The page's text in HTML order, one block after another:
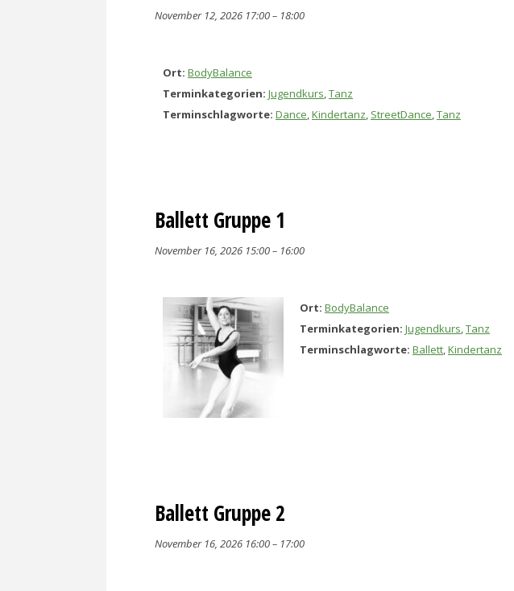
November 12, 2026 17:00– 18:00
Ort: BodyBalance
Terminkategorien: Jugendkurs,Tanz
Terminschlagworte: Dance,Kindertanz, StreetDance,Tanz
Ballett Gruppe 1
November 16, 2026 15:00– 16:00
Ort: BodyBalance
Terminkategorien: Jugendkurs,Tanz
Terminschlagworte: Ballett,Kindertanz
Ballett Gruppe 2
November 16, 2026 16:00– 17:00